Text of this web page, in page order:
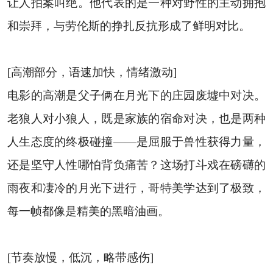
和崇拜，与劳伦斯的挣扎反抗形成了鲜明对比。
[高潮部分，语速加快，情绪激动]
电影的高潮是父子俩在月光下的庄园废墟中对决。
老狼人对小狼人，既是家族的宿命对决，也是两种
人生态度的终极碰撞——是屈服于兽性获得力量，
还是坚守人性哪怕背负痛苦？这场打斗戏在磅礴的
雨夜和凄冷的月光下进行，哥特美学达到了极致，
每一帧都像是精美的黑暗油画。
[节奏放慢，低沉，略带感伤]